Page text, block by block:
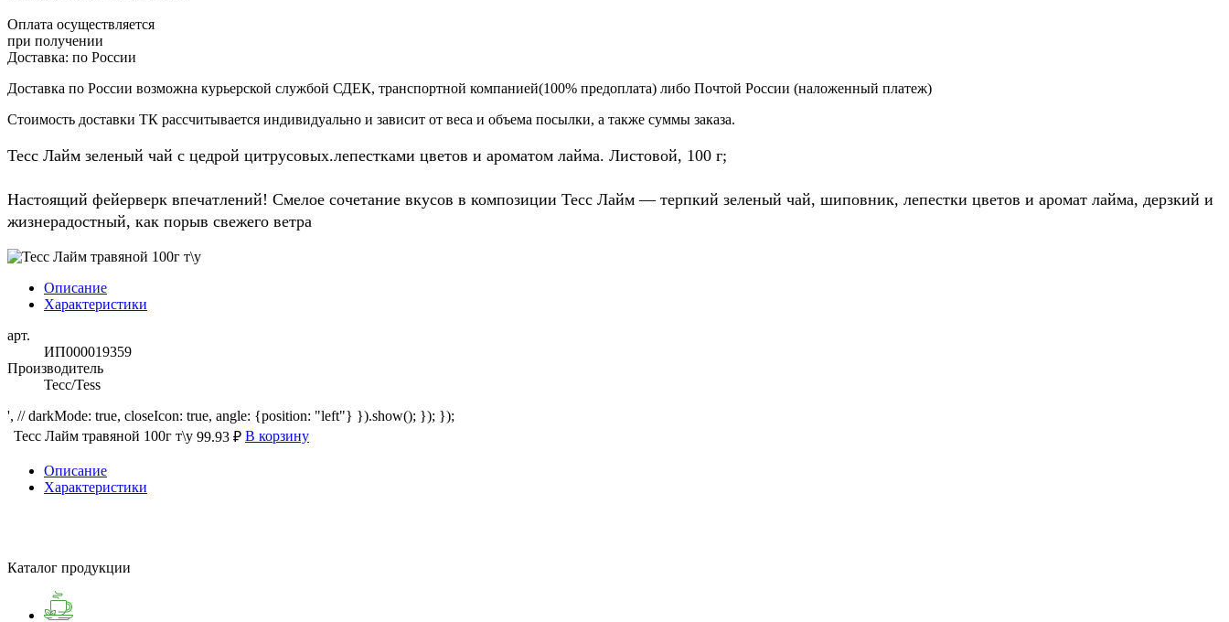
Оплата осуществляется
при получении
Доставка: по России
Доставка по России возможна курьерской службой СДЕК, транспортной компанией(100% предоплата) либо Почтой России (наложенный платеж)
Стоимость доставки ТК рассчитывается индивидуально и зависит от веса и объема посылки, а также суммы заказа.
Тесс Лайм зеленый чай с цедрой цитрусовых.лепестками цветов и ароматом лайма. Листовой, 100 г;
Настоящий фейерверк впечатлений! Смелое сочетание вкусов в композиции Тесс Лайм — терпкий зеленый чай, шиповник, лепестки цветов и аромат лайма, дерзкий и
жизнерадостный, как порыв свежего ветра
Описание
Характеристики
арт.
ИП000019359
Производитель
Тесс/Tess
', // darkMode: true, closeIcon: true, angle: {position: "left"} }).show(); }); });
Тесс Лайм травяной 100г т\у 99.93 ₽ В корзину
Описание
Характеристики
Каталог продукции